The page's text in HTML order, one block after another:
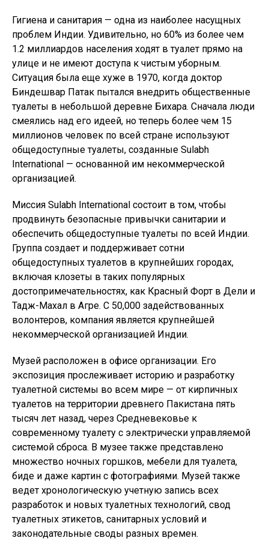
Гигиена и санитария — одна из наиболее насущных
проблем Индии. Удивительно, но 60% из более чем
1.2 миллиардов населения ходят в туалет прямо на
улице и не имеют доступа к чистым уборным.
Ситуация была еще хуже в 1970, когда доктор
Биндешвар Патак пытался внедрить общественные
туалеты в небольшой деревне Бихара. Сначала люди
смеялись над его идеей, но теперь более чем 15
миллионов человек по всей стране используют
общедоступные туалеты, созданные Sulabh
International — основанной им некоммерческой
организацией.
Миссия Sulabh International состоит в том, чтобы
продвинуть безопасные привычки санитарии и
обеспечить общедоступные туалеты по всей Индии.
Группа создает и поддерживает сотни
общедоступных туалетов в крупнейших городах,
включая клозеты в таких популярных
достопримечательностях, как Красный Форт в Дели и
Тадж-Махал в Агре. С 50,000 задействованных
волонтеров, компания является крупнейшей
некоммерческой организацией Индии.
Музей расположен в офисе организации. Его
экспозиция прослеживает историю и разработку
туалетной системы во всем мире — от кирпичных
туалетов на территории древнего Пакистана пять
тысяч лет назад, через Средневековье к
современному туалету с электрически управляемой
системой сброса. В музее также представлено
множество ночных горшков, мебели для туалета,
биде и даже картин с фотографиями. Музей также
ведет хронологическую учетную запись всех
разработок и новых туалетных технологий, свод
туалетных этикетов, санитарных условий и
законодательные своды разных времен.